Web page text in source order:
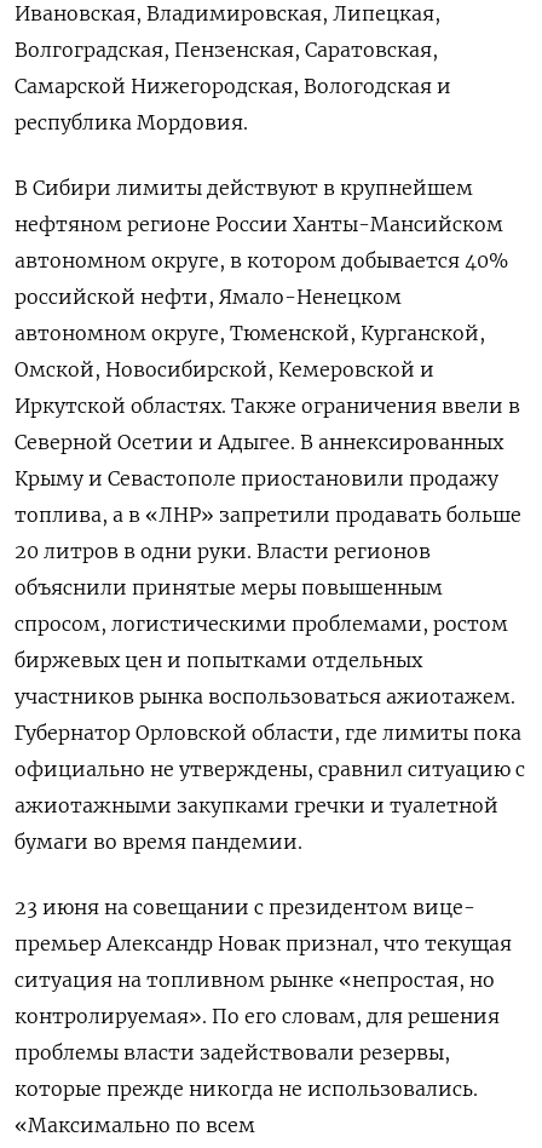
Ивановская, Владимировская, Липецкая,
Волгоградская, Пензенская, Саратовская,
Самарской Нижегородская, Вологодская и
республика Мордовия.
В Сибири лимиты действуют в крупнейшем
нефтяном регионе России Ханты-Мансийском
автономном округе, в котором добывается 40%
российской нефти, Ямало-Ненецком
автономном округе, Тюменской, Курганской,
Омской, Новосибирской, Кемеровской и
Иркутской областях. Также ограничения ввели в
Северной Осетии и Адыгее. В аннексированных
Крыму и Севастополе приостановили продажу
топлива, а в «ЛНР» запретили продавать больше
20 литров в одни руки. Власти регионов
объяснили принятые меры повышенным
спросом, логистическими проблемами, ростом
биржевых цен и попытками отдельных
участников рынка воспользоваться ажиотажем.
Губернатор Орловской области, где лимиты пока
официально не утверждены, сравнил ситуацию с
ажиотажными закупками гречки и туалетной
бумаги во время пандемии.
23 июня на совещании с президентом вице-
премьер Александр Новак признал, что текущая
ситуация на топливном рынке «непростая, но
контролируемая». По его словам, для решения
проблемы власти задействовали резервы,
которые прежде никогда не использовались.
«Максимально по всем